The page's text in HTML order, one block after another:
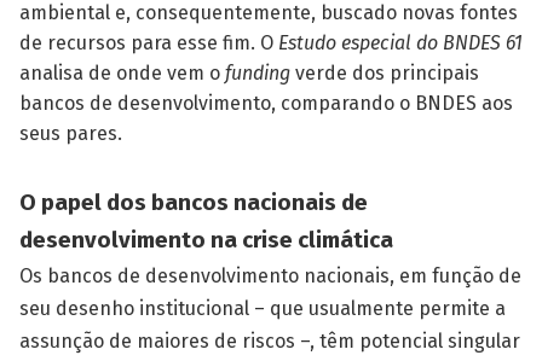
ambiental e, consequentemente, buscado novas fontes
de recursos para esse fim. O Estudo especial do BNDES 61
analisa de onde vem o funding verde dos principais
bancos de desenvolvimento, comparando o BNDES aos
seus pares.
O papel dos bancos nacionais de
desenvolvimento na crise climática
Os bancos de desenvolvimento nacionais, em função de
seu desenho institucional – que usualmente permite a
assunção de maiores de riscos –, têm potencial singular